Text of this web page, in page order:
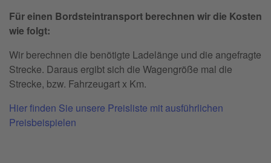
Für einen Bordsteintransport berechnen wir die Kosten
wie folgt:
Wir berechnen die benötigte Ladelänge und die angefragte
Strecke. Daraus ergibt sich die Wagengröße mal die
Strecke, bzw. Fahrzeugart x Km.
Hier finden Sie unsere Preisliste mit ausführlichen
Preisbeispielen